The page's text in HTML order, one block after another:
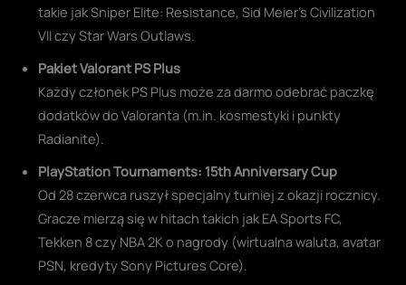
takie jak Sniper Elite: Resistance, Sid Meier’s Civilization
VII czy Star Wars Outlaws.
Pakiet Valorant PS Plus
Każdy członek PS Plus może za darmo odebrać paczkę
dodatków do Valoranta (m.in. kosmestyki i punkty
Radianite).
PlayStation Tournaments: 15th Anniversary Cup
Od 28 czerwca ruszył specjalny turniej z okazji rocznicy.
Gracze mierzą się w hitach takich jak EA Sports FC,
Tekken 8 czy NBA 2K o nagrody (wirtualna waluta, avatar
PSN, kredyty Sony Pictures Core).